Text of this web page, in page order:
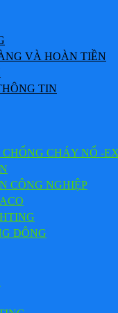
VÀ HOÀN TIỀN
TIN
CHÁY NỔ -
CÔNG NGHIỆP
ĐÔNG